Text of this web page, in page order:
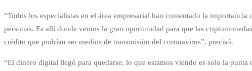
“Todos los especialistas en el área empresarial han comentado la
personas. Es allí donde vemos la gran oportunidad para que las
crédito que podrían ser medios de transmisión del coronavirus”, precisó.
“El dinero digital llegó para quedarse; lo que estamos viendo es solo la